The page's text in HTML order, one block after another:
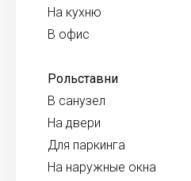
На кухню
В офис
Рольставни
В санузел
На двери
Для паркинга
На наружные окна